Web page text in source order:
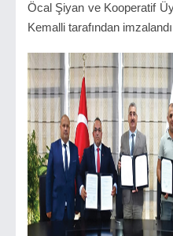
Öcal Şiyan ve Kooperatif
Kemalli tarafından